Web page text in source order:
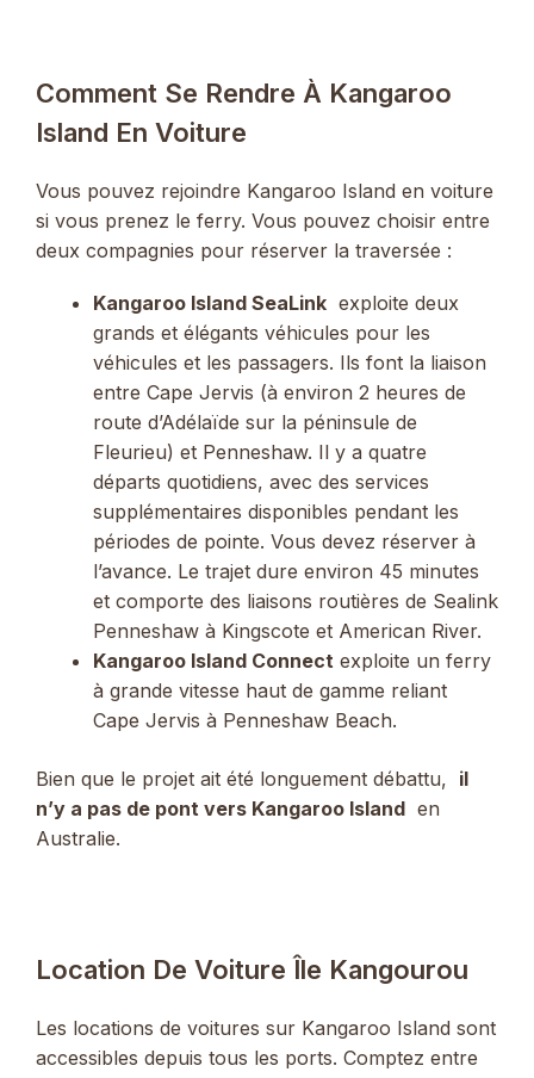
Comment Se Rendre À Kangaroo
Island En Voiture
Vous pouvez rejoindre Kangaroo Island en voiture
si vous prenez le ferry. Vous pouvez choisir entre
deux compagnies pour réserver la traversée :
Kangaroo Island SeaLink exploite deux
grands et élégants véhicules pour les
véhicules et les passagers. Ils font la liaison
entre Cape Jervis (à environ 2 heures de
route d’Adélaïde sur la péninsule de
Fleurieu) et Penneshaw. Il y a quatre
départs quotidiens, avec des services
supplémentaires disponibles pendant les
périodes de pointe. Vous devez réserver à
l’avance. Le trajet dure environ 45 minutes
et comporte des liaisons routières de Sealink
Penneshaw à Kingscote et American River.
Kangaroo Island Connect exploite un ferry
à grande vitesse haut de gamme reliant
Cape Jervis à Penneshaw Beach.
Bien que le projet ait été longuement débattu, il
n’y a pas de pont vers Kangaroo Island en
Australie.
Location De Voiture Île Kangourou
Les locations de voitures sur Kangaroo Island sont
accessibles depuis tous les ports. Comptez entre